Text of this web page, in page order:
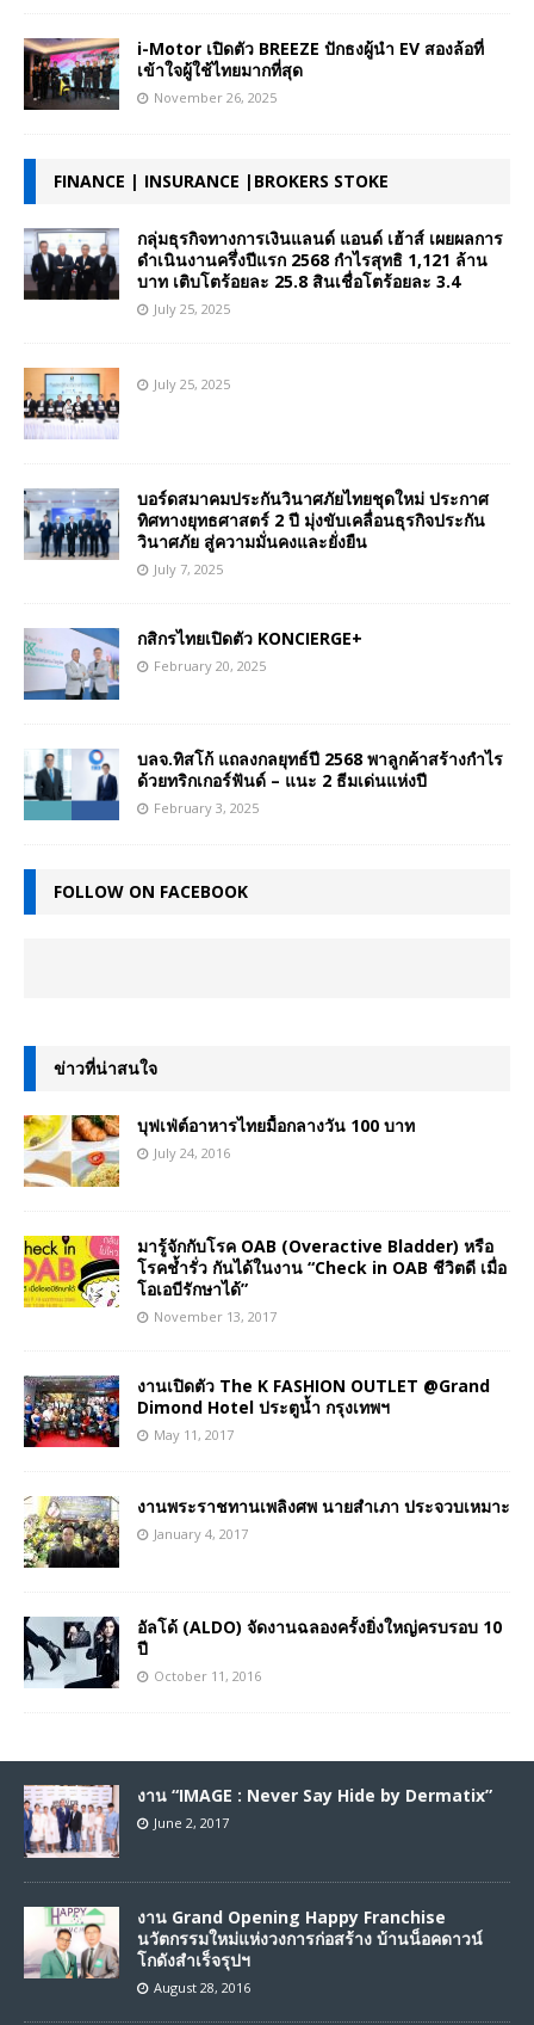
i-Motor เปิดตัว BREEZE ปักธงผู้นำ EV สองล้อที่
เข้าใจผู้ใช้ไทยมากที่สุด
November 26, 2025
FINANCE | INSURANCE |BROKERS STOKE
กลุ่มธุรกิจทางการเงินแลนด์ แอนด์ เฮ้าส์ เผยผลการ
ดำเนินงานครึ่งปีแรก 2568 กำไรสุทธิ 1,121 ล้าน
บาท เติบโตร้อยละ 25.8 สินเชื่อโตร้อยละ 3.4
July 25, 2025
July 25, 2025
บอร์ดสมาคมประกันวินาศภัยไทยชุดใหม่ ประกาศ
ทิศทางยุทธศาสตร์ 2 ปี มุ่งขับเคลื่อนธุรกิจประกัน
วินาศภัย สู่ความมั่นคงและยั่งยืน
July 7, 2025
กสิกรไทยเปิดตัว KONCIERGE+
February 20, 2025
บลจ.ทิสโก้ แถลงกลยุทธ์ปี 2568 พาลูกค้าสร้างกำไร
ด้วยทริกเกอร์ฟันด์ – แนะ 2 ธีมเด่นแห่งปี
February 3, 2025
FOLLOW ON FACEBOOK
ข่าวที่น่าสนใจ
บุฟเฟ่ต์อาหารไทยมื้อกลางวัน 100 บาท
July 24, 2016
มารู้จักกับโรค OAB (Overactive Bladder) หรือ
โรคช้ำรั่ว กันได้ในงาน “Check in OAB ชีวิตดี เมื่อ
โอเอบีรักษาได้”
November 13, 2017
งานเปิดตัว The K FASHION OUTLET @Grand
Dimond Hotel ประตูน้ำ กรุงเทพฯ
May 11, 2017
งานพระราชทานเพลิงศพ นายสำเภา ประจวบเหมาะ
January 4, 2017
อัลโด้ (ALDO) จัดงานฉลองครั้งยิ่งใหญ่ครบรอบ 10
ปี
October 11, 2016
งาน “IMAGE : Never Say Hide by Dermatix”
June 2, 2017
งาน Grand Opening Happy Franchise
นวัตกรรมใหม่แห่งวงการก่อสร้าง บ้านน็อคดาวน์
โกดังสำเร็จรุปฯ
August 28, 2016